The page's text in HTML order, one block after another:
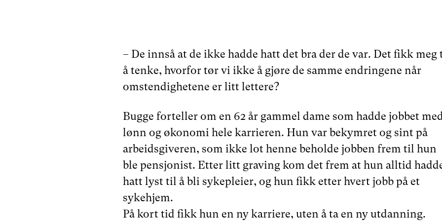
– De innså at de ikke hadde hatt det bra der de var. Det fikk meg
å tenke, hvorfor tør vi ikke å gjøre de samme endringene når
omstendighetene er litt lettere?
Bugge forteller om en 62 år gammel dame som hadde jobbet
lønn og økonomi hele karrieren. Hun var bekymret og sint på
arbeidsgiveren, som ikke lot henne beholde jobben frem til hun
ble pensjonist. Etter litt graving kom det frem at hun alltid
hatt lyst til å bli sykepleier, og hun fikk etter hvert jobb på et
sykehjem.
På kort tid fikk hun en ny karriere, uten å ta en ny utdanning.